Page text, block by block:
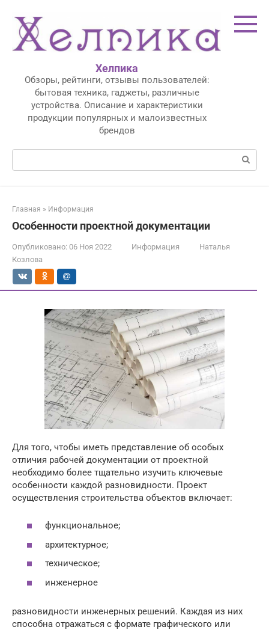
контенту
Хелпика
Обзоры, рейтинги, отзывы пользователей:
бытовая техника, гаджеты, различные
устройства. Описание и характеристики
продукции популярных и малоизвестных
брендов
Поиск:
Главная » Информация
Особенности проектной документации
Опубликовано: 06 Ноя 2022 Информация
Наталья
Козлова
Для того, чтобы иметь представление об особых
отличия рабочей документации от проектной
необходимо более тщательно изучить ключевые
особенности каждой разновидности. Проект
осуществления строительства объектов включает:
функциональное;
архитектурное;
техническое;
инженерное
разновидности инженерных решений. Каждая из них
способна отражаться с формате графического или